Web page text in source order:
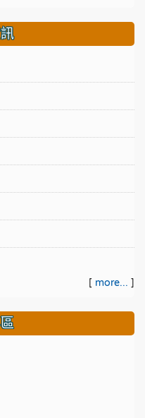
[ more... ]